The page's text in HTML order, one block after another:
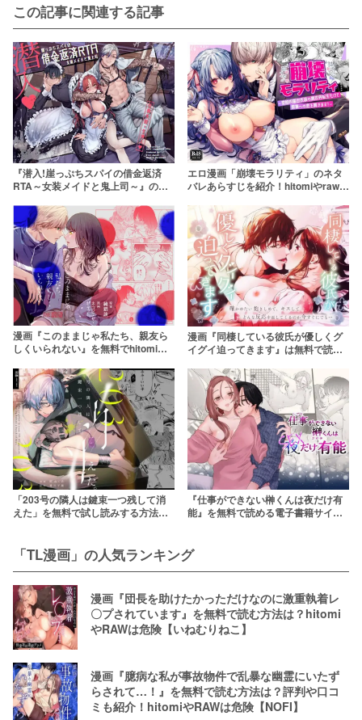
この記事に関連する記事
『潜入!崖っぷちスパイの借金返済
RTA～女装メイドと鬼上司～』のネ
る？hitomiやRAWは危険
エロ漫画「崩壊モラリティ」のネタ
バレあらすじを紹介！hitomiやrawで
険！【よよよい】
漫画『このままじゃ私たち、親友ら
しくいられない』を無料でhitomiや
談】
漫画『同棲している彼氏が優しくグ
イグイ迫ってきます』は無料で読め
もみつ堂】
「203号の隣人は鍵束一つ残して消
えた」を無料で試し読みする方法
『仕事ができない榊くんは夜だけ有
能』を無料で読める電子書籍サイト
「TL漫画」の人気ランキング
漫画『団長を助けたかっただけなのに激重執着レ
〇プされています』を無料で読む方法は？hitomi
やRAWは危険【いねむりねこ】
漫画『臆病な私が事故物件で乱暴な幽霊にいたず
らされて…！』を無料で読む方法は？評判や口コ
ミも紹介！hitomiやRAWは危険【NOFI】